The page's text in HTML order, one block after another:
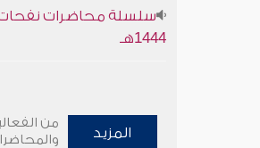
سلسلة محاضرات نفحات
1444هـ
المزيد
من